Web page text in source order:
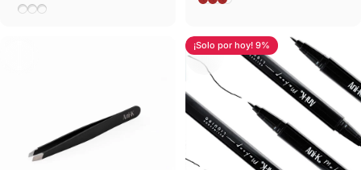
01 Angel Glow
02 Diva Glow
03 Cookie
¡Solo por hoy! 9%